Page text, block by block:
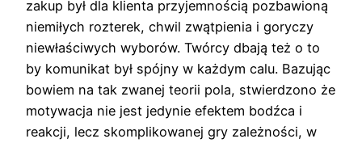
zakup był dla klienta przyjemnością pozbawioną
niemiłych rozterek, chwil zwątpienia i goryczy
niewłaściwych wyborów. Twórcy dbają też o to
by komunikat był spójny w każdym calu. Bazując
bowiem na tak zwanej teorii pola, stwierdzono że
motywacja nie jest jedynie efektem bodźca i
reakcji, lecz skomplikowanej gry zależności, w